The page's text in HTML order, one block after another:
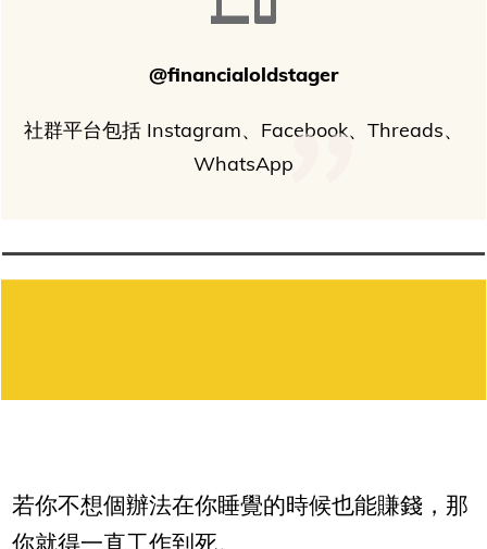
@financialoldstager
社群平台包括 Instagram、Facebook、Threads、
WhatsApp"
若你不想個辦法在你睡覺的時候也能賺錢，那